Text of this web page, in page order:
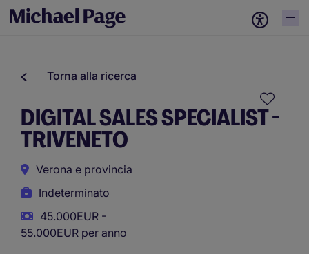
Torna alla ricerca
DIGITAL SALES SPECIALIST -
TRIVENETO
Verona e provincia
Indeterminato
45.000EUR -
55.000EUR per anno